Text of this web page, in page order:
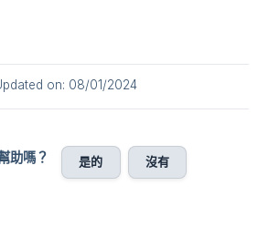
on: 08/01/2024
助嗎？ 是的 沒有